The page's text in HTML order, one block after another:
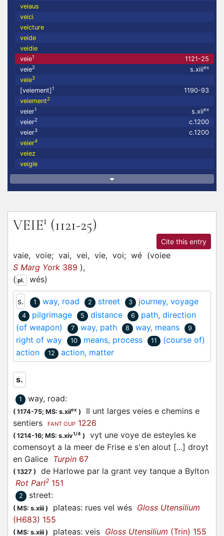
veiaus
veici
veicture
veide
veidie
veie1
1121-25
veie2 s.xiiiex
veie3
[veiement]1
1190-93
veiement2
veier1 s.xiiex
veier2
c.1200
veier3
c.1200
veier4
veiez
veigle
VEIE1 (1121-25)
Cite this entry
vaie, voie; vai, vei, vie, voi; wé (voiee
S Marg York 389 ),
( pl. wés)
s. 1 way, road 2 street 3 journey, voyage
4 pilgrimage 5 distance 6
path, direction
(of weapon)
7 way, path 8 way, means 9
right of way 10 means, process 11
(course of)
action
12 action, matter
s.
1 way, road:
( 1174-75; MS: s.xiiex )
Il unt larges veies e chemins e
sentiers
FANT OUP 1226
( 1214-16; MS: s.xiv1/4 )
vyt une voye de esteyles ke
comensoyt a la meer de Frise e s'en alout [...] droyt
en Galice Turpin 67
( 1327 )
de Harlowe par la grant vey tanque a Bylton
Rot Parl2 151
2 street:
( MS: s.xiii ) plateas: rues vel wés Gloss Utensilium
(H683) 155
( MS: s.xiii ) plateas: veis Gloss Utensilium (Trin) 155